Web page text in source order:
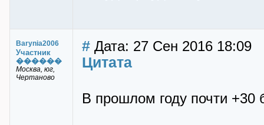
Barynia2006
Участник
������
Mocква, юг,
Чертаново
# Дата: 27 Сен 2016 18:09
Цитата
В прошлом году почти +30